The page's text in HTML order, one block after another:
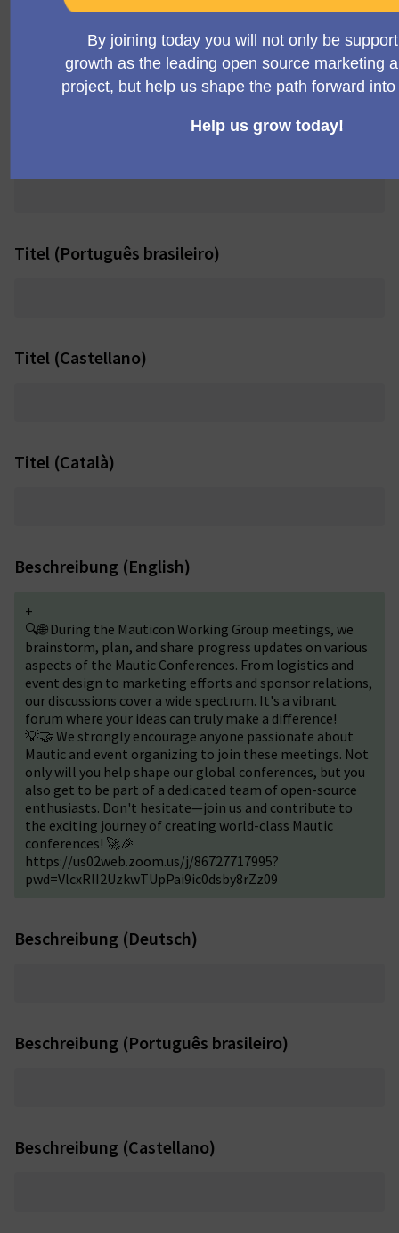
[ONLINE] MautiCon Working Group Meeting (12:15
p.m. UK time)
Titel (Português brasileiro)
Titel (Castellano)
Titel (Català)
Beschreibung (English)
+
🔍🌐 During the Mauticon Working Group meetings, we
brainstorm, plan, and share progress updates on various
aspects of the Mautic Conferences. From logistics and
event design to marketing efforts and sponsor relations,
our discussions cover a wide spectrum. It's a vibrant
forum where your ideas can truly make a difference!
💡🤝 We strongly encourage anyone passionate about
Mautic and event organizing to join these meetings. Not
only will you help shape our global conferences, but you
also get to be part of a dedicated team of open-source
enthusiasts. Don't hesitate—join us and contribute to
the exciting journey of creating world-class Mautic
conferences! 🚀🎉
https://us02web.zoom.us/j/86727717995?
pwd=VlcxRlI2UzkwTUpPai9ic0dsby8rZz09
Beschreibung (Deutsch)
Beschreibung (Português brasileiro)
Beschreibung (Castellano)